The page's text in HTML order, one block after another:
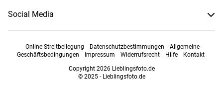
Social Media
Online-Streitbeilegung Datenschutzbestimmungen
Allgemeine
Geschäftsbedingungen
Impressum Widerrufsrecht Hilfe
Kontakt
Copyright 2026 Lieblingsfoto.de
© 2025 - Lieblingsfoto.de